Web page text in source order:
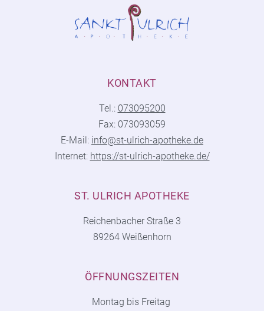
KONTAKT
Tel.: 073095200
Fax: 073093059
E-Mail: info@st-ulrich-apotheke.de
Internet: https://st-ulrich-apotheke.de/
ST. ULRICH APOTHEKE
Reichenbacher Straße 3
89264 Weißenhorn
ÖFFNUNGSZEITEN
Montag bis Freitag